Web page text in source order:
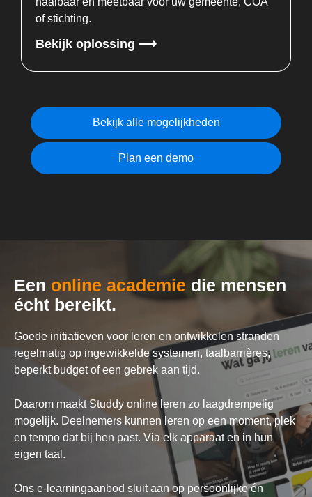
of stichting.
Bekijk oplossing ⟶
Bekijk alle mogelijkheden
Plan een demo
Een online academie die mensen
écht bereikt.
Goede initiatieven voor leren en ontwikkelen stranden
regelmatig op ingewikkelde systemen, taalbarrières,
beperkt budget of een gebrek aan tijd.
Daarom maakt Studdy online leren zo laagdrempelig
mogelijk. Deelnemers kunnen leren op een moment, plek
en tempo dat bij hen past. Via elk apparaat en in hun
eigen taal.
Ons e-learningaanbod sluit aan op persoonlijke én